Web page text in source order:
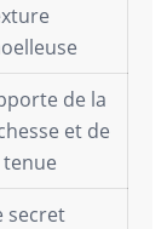
de la
et de
tenue
secret